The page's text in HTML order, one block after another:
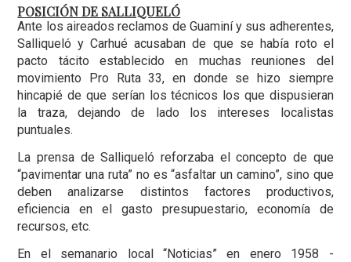
POSICIÓN DE SALLIQUELÓ
Ante los aireados reclamos de Guaminí y sus adherentes,
Salliqueló y Carhué acusaban de que se había roto el
pacto tácito establecido en muchas reuniones del
movimiento Pro Ruta 33, en donde se hizo siempre
hincapié de que serían los técnicos los que dispusieran
la traza, dejando de lado los intereses localistas
puntuales.
La prensa de Salliqueló reforzaba el concepto de que
“pavimentar una ruta” no es “asfaltar un camino”, sino que
deben analizarse distintos factores productivos,
eficiencia en el gasto presupuestario, economía de
recursos, etc.
En el semanario local “Noticias” en enero 1958 -